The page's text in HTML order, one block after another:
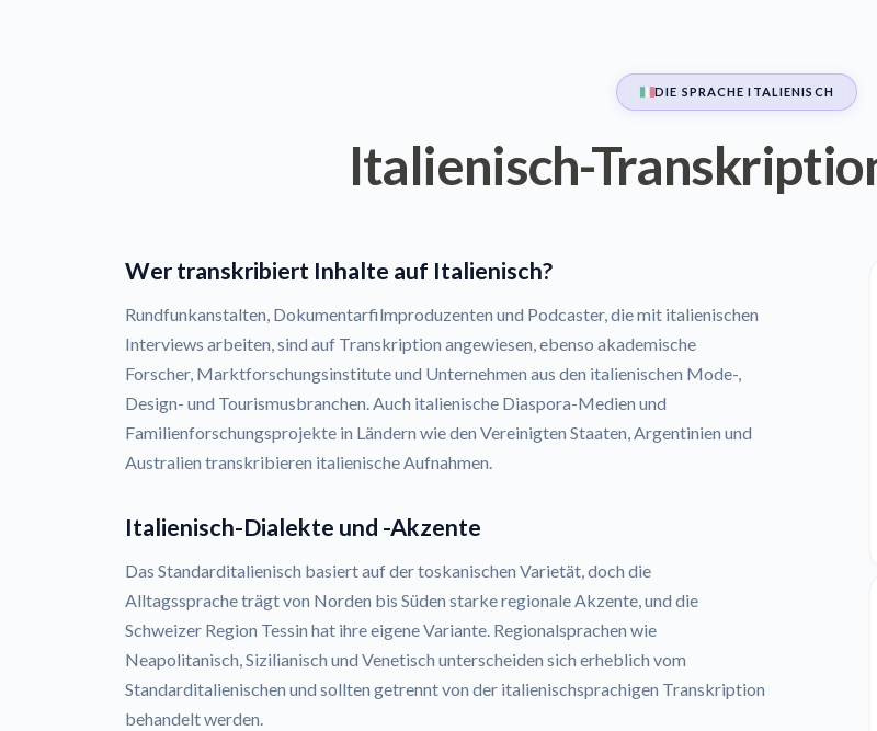
DIE SPRACHE ITALIENISCH
Italienisch-
Wer transkribiert Inhalte auf Italienisch?
Rundfunkanstalten, Dokumentarfilmproduzenten und Podcaster, die mit italienischen
Interviews arbeiten, sind auf Transkription angewiesen, ebenso akademische
Forscher, Marktforschungsinstitute und Unternehmen aus den italienischen Mode-,
Design- und Tourismusbranchen. Auch italienische Diaspora-Medien und
Familienforschungsprojekte in Ländern wie den Vereinigten Staaten, Argentinien und
Australien transkribieren italienische Aufnahmen.
Italienisch-Dialekte und -Akzente
Das Standarditalienisch basiert auf der toskanischen Varietät, doch die
Alltagssprache trägt von Norden bis Süden starke regionale Akzente, und die
Schweizer Region Tessin hat ihre eigene Variante. Regionalsprachen wie
Neapolitanisch, Sizilianisch und Venetisch unterscheiden sich erheblich vom
Standarditalienischen und sollten getrennt von der italienischsprachigen Transkription
behandelt werden.